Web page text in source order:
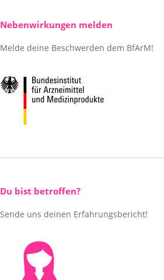
Nebenwirkungen melden
Melde deine Beschwerden dem BfArM!
Du bist betroffen?
Sende uns deinen Erfahrungsbericht!